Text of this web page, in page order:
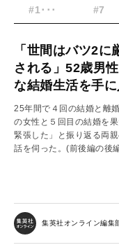
#1･･･ #7
「世間はバツ2
される」52歳男
な結婚生活を手
25年間で４回の結婚と離
の女性と５回目の結婚を
緊張した」と振り返る両
話を伺った。 (前後編の後
集英社オンライン編集